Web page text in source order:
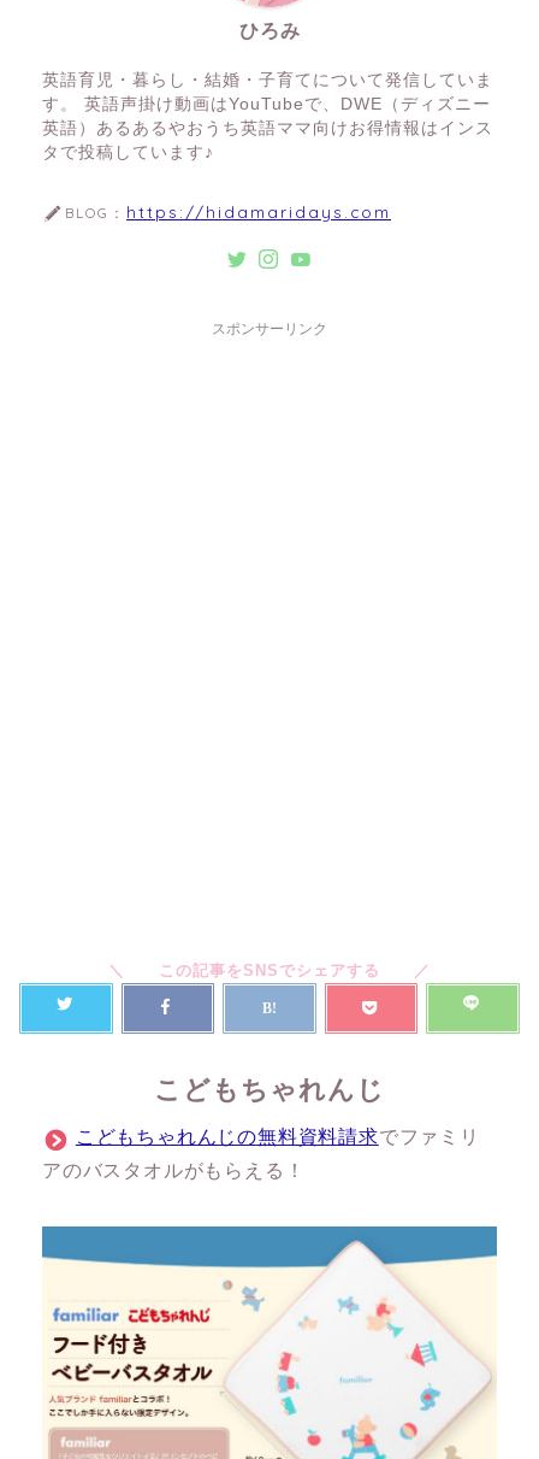
ひろみ
英語育児・暮らし・結婚・子育てについて発信していま
す。 英語声掛け動画はYouTubeで、DWE（ディズニー
英語）あるあるやおうち英語ママ向けお得情報はインス
タで投稿しています♪
BLOG： https://hidamaridays.com
スポンサーリンク
こどもちゃれんじ
こどもちゃれんじの無料資料請求でファミリ
アのバスタオルがもらえる！